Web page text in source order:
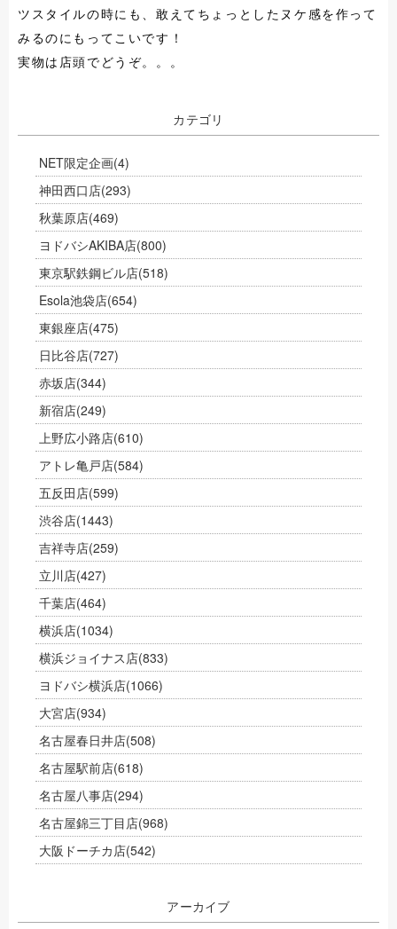
ツスタイルの時にも、敢えてちょっとしたヌケ感を作って
みるのにもってこいです！
実物は店頭でどうぞ。。。
カテゴリ
NET限定企画(4)
神田西口店(293)
秋葉原店(469)
ヨドバシAKIBA店(800)
東京駅鉄鋼ビル店(518)
Esola池袋店(654)
東銀座店(475)
日比谷店(727)
赤坂店(344)
新宿店(249)
上野広小路店(610)
アトレ亀戸店(584)
五反田店(599)
渋谷店(1443)
吉祥寺店(259)
立川店(427)
千葉店(464)
横浜店(1034)
横浜ジョイナス店(833)
ヨドバシ横浜店(1066)
大宮店(934)
名古屋春日井店(508)
名古屋駅前店(618)
名古屋八事店(294)
名古屋錦三丁目店(968)
大阪ドーチカ店(542)
アーカイブ